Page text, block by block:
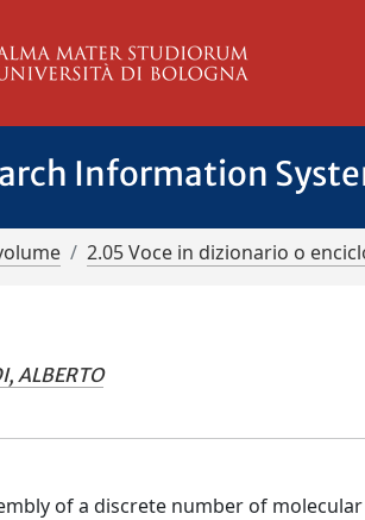
Information
2.05 Voce in dizionario o
ALBERTO
of a discrete number of